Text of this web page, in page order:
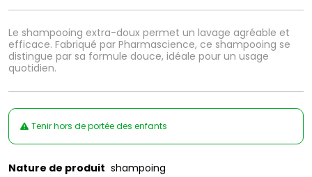
Le shampooing extra-doux permet un lavage agréable et
efficace. Fabriqué par Pharmascience, ce shampooing se
distingue par sa formule douce, idéale pour un usage
quotidien.
Tenir hors de portée des enfants
Nature de produit shampoing